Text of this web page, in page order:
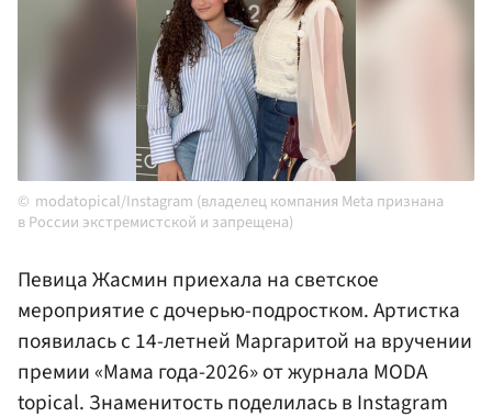
modatopical/Instagram (владелец компания Meta признана
в России экстремистской и запрещена)
Певица Жасмин приехала на светское
мероприятие с дочерью-подростком. Артистка
появилась с 14-летней Маргаритой на вручении
премии «Мама года-2026» от журнала MODA
topical. Знаменитость поделилась в Instagram